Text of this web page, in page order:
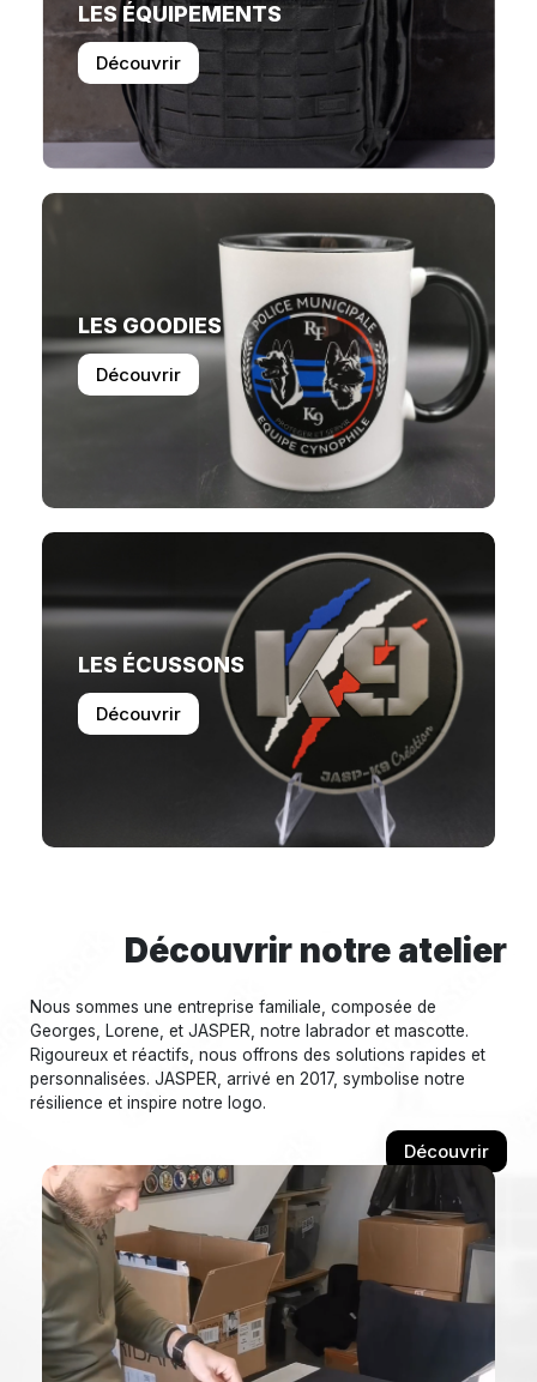
LES ÉQUIPEMENTS
Découvrir
LES GOODIES
Découvrir
LES ÉCUSSONS
Découvrir
Découvrir notre atelier
Nous sommes une entreprise familiale, composée de
Georges, Lorene, et JASPER, notre labrador et mascotte.
Rigoureux et réactifs, nous offrons des solutions rapides et
personnalisées. JASPER, arrivé en 2017, symbolise notre
résilience et inspire notre logo.
Découvrir